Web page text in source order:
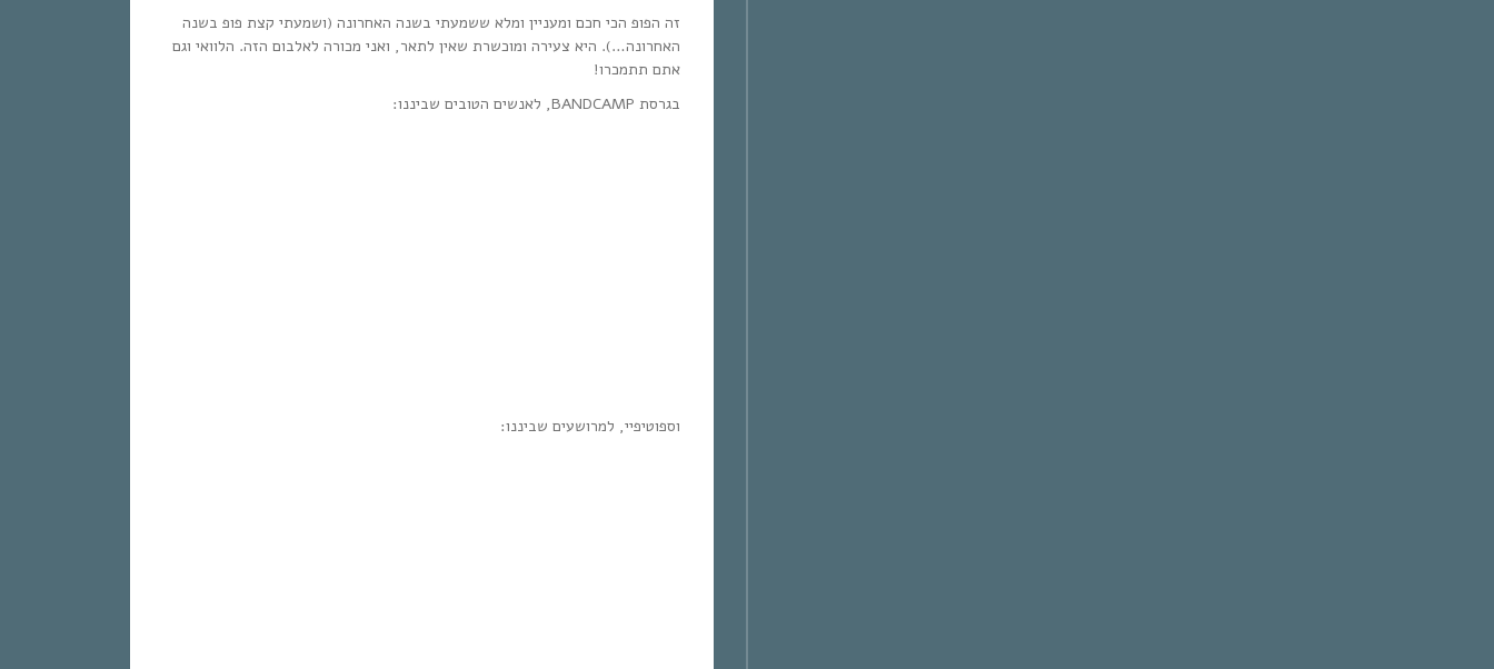
זה הפופ הכי חכם ומעניין ומלא ששמעתי בשנה האחרונה (ושמעתי קצת פופ בשנה
האחרונה…). היא צעירה ומוכשרת שאין לתאר, ואני מכורה לאלבום הזה. הלוואי וגם
אתם תתמכרו!
בגרסת BANDCAMP, לאנשים הטובים שביננו:
וספוטיפיי, למרושעים שביננו: